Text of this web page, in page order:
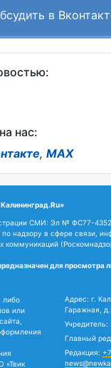
в
нас:
, MAX
СМИ: Эл № ФС77-
надзору в сфере связи,
коммуникаций
для просмотра
либо
или
«Твик
Адрес: г.
Гаражная,
Главный
Редакция: